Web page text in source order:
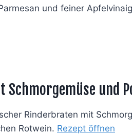
und feiner
Schmorgemüse und
Rinderbraten mit
Rotwein. Rezept öffnen